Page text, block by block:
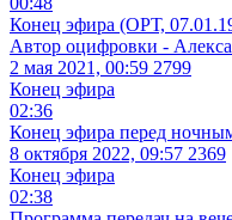
Конец эфира (ОРТ,
Автор оцифровки -
2 мая 2021, 00:59 2799
Конец эфира
02:36
Конец эфира перед
8 октября 2022, 09:57 2369
Конец эфира
02:38